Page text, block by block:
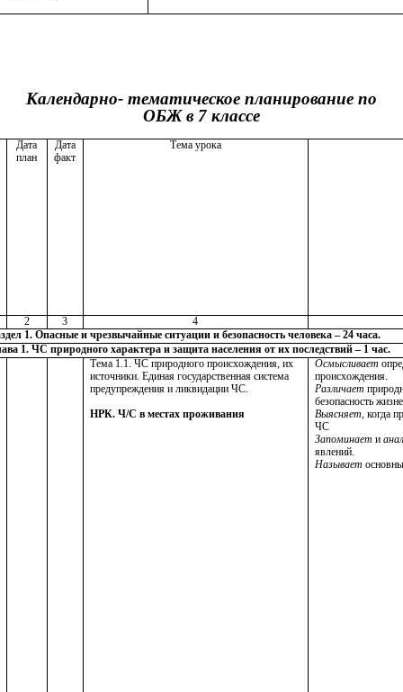
Календарно- тематическое планирование по
ОБЖ в 7 классе
Дата
план
Дата
факт
Тема урока
2 3
4
1. Опасные и чрезвычайные ситуации и безопасность человека – 24 часа.
1. ЧС природного характера и защита населения от их последствий – 1 час.
Тема 1.1. ЧС природного происхождения, их
источники. Единая государственная система
предупреждения и ликвидации ЧС.
НРК. Ч/С в местах проживания
Осмысливает
происхождения.
Различает
безопасность
Выясняет , когда
ЧС
Запоминает и
явлений.
Называет